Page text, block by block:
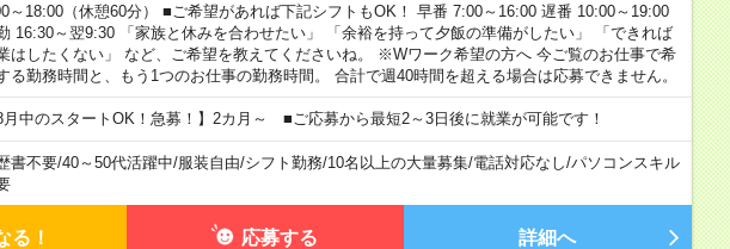
～18:00（休憩60分） ■ご希望があれば下記シフトもOK！ 早番 7:00～16:00 遅番 10:00～19:00
16:30～翌9:30 「家族と休みを合わせたい」 「余裕を持って夕飯の準備がしたい」 「できれば
はしたくない」 など、ご希望を教えてくださいね。 ※Wワーク希望の方へ 今ご覧のお仕事で希
る勤務時間と、もう1つのお仕事の勤務時間。 合計で週40時間を超える場合は応募できません。
8月中のスタートOK！急募！】2カ月～ ■ご応募から最短2～3日後に就業が可能です！
書不要/40～50代活躍中/服装自由/シフト勤務/10名以上の大量募集/電話対応なし/パソコンスキル
る！ 応募する 詳細へ